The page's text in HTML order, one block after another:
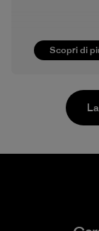
Scopri di